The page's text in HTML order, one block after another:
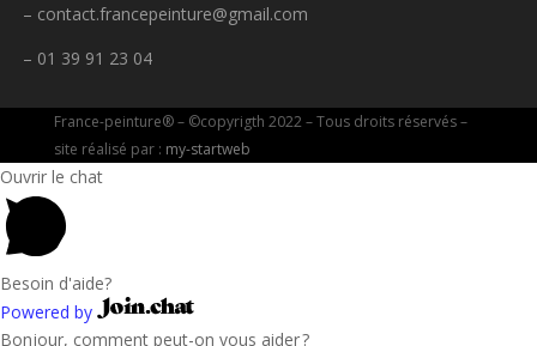
– contact.francepeinture@gmail.com
– 01 39 91 23 04
France-peinture® – ©copyrigth 2022 – Tous droits réservés –
site réalisé par : my-startweb
Ouvrir le chat
Besoin d'aide?
Powered by
Bonjour, comment peut-on vous aider ?